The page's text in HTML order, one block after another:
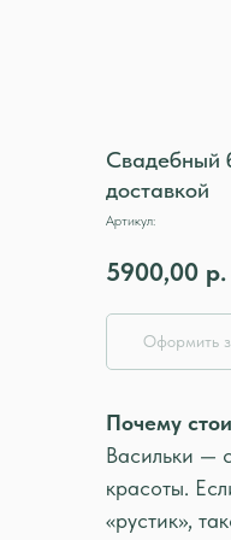
Свадебный
доставкой
Артикул:
5900,00 р.
Оформить
Почему
Васильки —
красоты.
«рустик»,